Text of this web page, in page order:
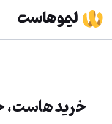
خرید هاست،